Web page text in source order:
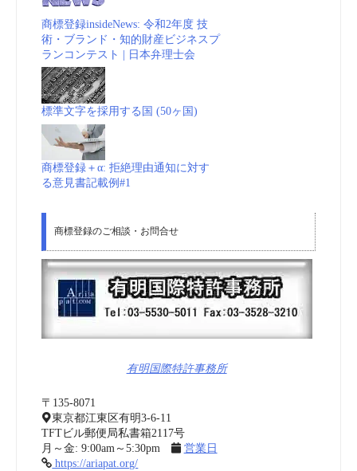
商標登録insideNews: 令和2年度 技
術・ブランド・知的財産ビジネスプ
ランコンテスト | 日本弁理士会
標準文字を採用する国 (50ヶ国)
商標登録＋α: 拒絶理由通知に対す
る意見書記載例#1
商標登録のご相談・お問合せ
有明国際特許事務所
〒135-8071
東京都江東区有明3-6-11
TFTビル郵便局私書箱2117号
月～金: 9:00am～5:30pm
営業日
https://ariapat.org/